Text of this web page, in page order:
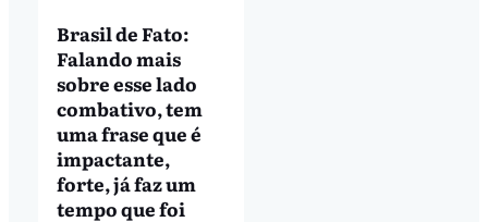
Brasil de Fato:
Falando mais
sobre esse lado
combativo, tem
uma frase que é
impactante,
forte, já faz um
tempo que foi